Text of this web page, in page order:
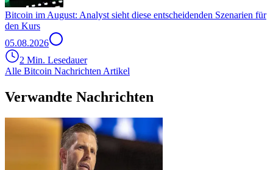
Bitcoin im August: Analyst sieht diese entscheidenden Szenarien für
den Kurs
05.08.2026
2 Min. Lesedauer
Alle Bitcoin Nachrichten Artikel
Verwandte Nachrichten